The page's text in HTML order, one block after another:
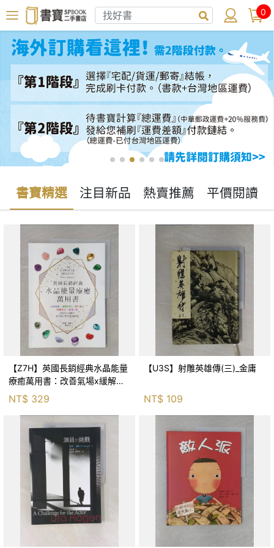
0
書寶精選 注目新品 熱賣推薦 平價閱讀
【Z7H】英國長銷經典水晶能量
療癒萬用書：改善氣場x緩解疼
痛x穩定身心x增加財富x促進人
緣，250種水晶礦石給你最完整
的生活對策_菲利
NT$ 329
【U3S】射雕英雄傳(三)_金庸
NT$ 109